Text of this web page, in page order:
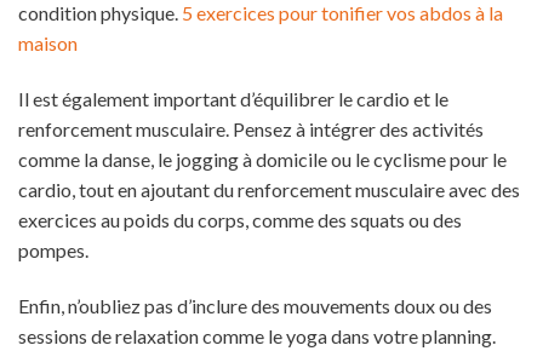
condition physique. 5 exercices pour tonifier vos abdos à la
maison
Il est également important d’équilibrer le cardio et le
renforcement musculaire. Pensez à intégrer des activités
comme la danse, le jogging à domicile ou le cyclisme pour le
cardio, tout en ajoutant du renforcement musculaire avec des
exercices au poids du corps, comme des squats ou des
pompes.
Enfin, n’oubliez pas d’inclure des mouvements doux ou des
sessions de relaxation comme le yoga dans votre planning.